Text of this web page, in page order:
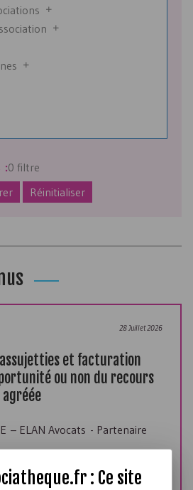
:0 filtre
Réinitialiser
28 Juillet 2026
et facturation
ou non du recours
– ELAN Avocats - Partenaire
l'avis d'expert
: Ce site